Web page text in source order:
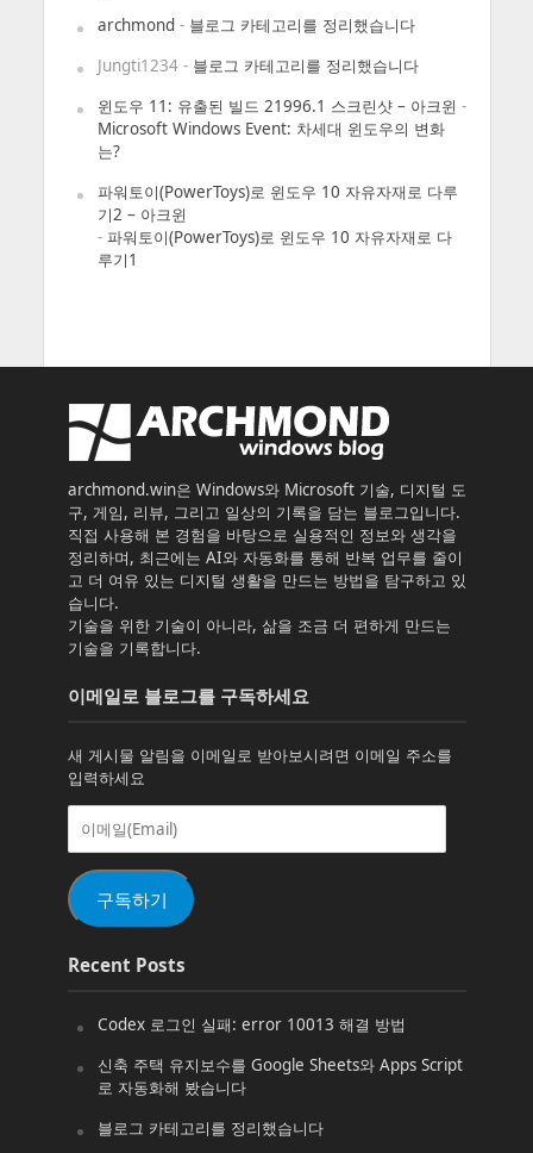
archmond- 블로그 카테고리를 정리했습니다
Jungti1234- 블로그 카테고리를 정리했습니다
윈도우 11: 유출된 빌드 21996.1 스크린샷 – 아크윈 -
Microsoft Windows Event: 차세대 윈도우의 변화
는?
파워토이(PowerToys)로 윈도우 10 자유자재로 다루
기2 – 아크윈
- 파워토이(PowerToys)로 윈도우 10 자유자재로 다
루기1
archmond.win은 Windows와 Microsoft 기술, 디지털 도
구, 게임, 리뷰, 그리고 일상의 기록을 담는 블로그입니다.
직접 사용해 본 경험을 바탕으로 실용적인 정보와 생각을
정리하며, 최근에는 AI와 자동화를 통해 반복 업무를 줄이
고 더 여유 있는 디지털 생활을 만드는 방법을 탐구하고 있
습니다.
기술을 위한 기술이 아니라, 삶을 조금 더 편하게 만드는
기술을 기록합니다.
이메일로 블로그를 구독하세요
새 게시물 알림을 이메일로 받아보시려면 이메일 주소를
입력하세요
이
일
(Email)
구독하기
Recent Posts
Codex 로그인 실패: error 10013 해결 방법
신축 주택 유지보수를 Google Sheets와 Apps Script
로 자동화해 봤습니다
블로그 카테고리를 정리했습니다